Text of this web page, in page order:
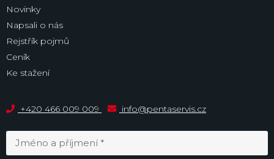
Novinky
Napsali o nás
Rejstřík pojmů
Ceník
Ke stažení
+420 466 009 009 info@pentaservis.cz